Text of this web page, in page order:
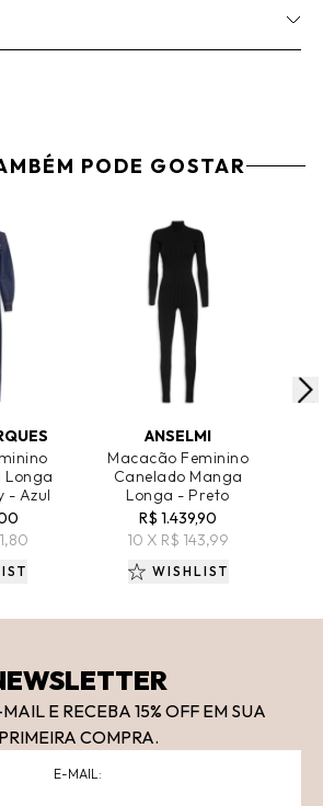
PODE GOSTAR
Longa
- Azul
ADICIONAR AO CARRINHO
ANSELMI
Macacão Feminino
Canelado Manga
Longa - Preto
R$ 1.439,90
10 X R$ 143,99
WISHLIST
E RECEBA 15% OFF EM SUA
PRIMEIRA COMPRA.